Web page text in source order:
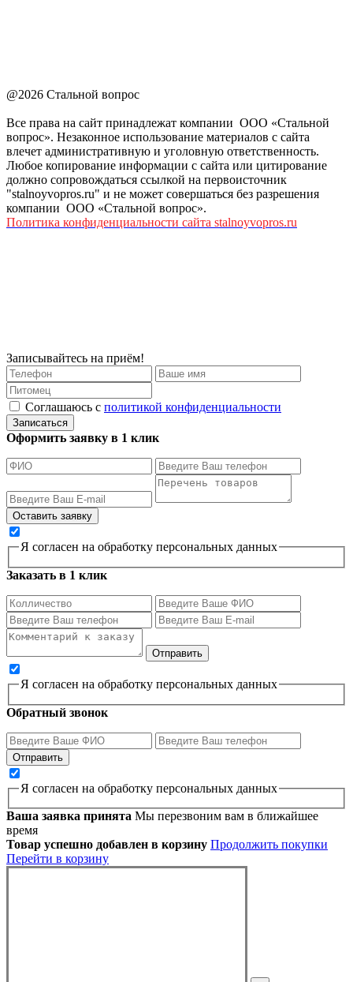
@2026 Стальной вопрос
Все права на сайт принадлежат компании ООО «Стальной
вопрос». Незаконное использование материалов с сайта
влечет административную и уголовную ответственность.
Любое копирование информации с сайта или цитирование
должно сопровождаться ссылкой на первоисточник
"stalnoyvopros.ru" и не может совершаться без разрешения
компании ООО «Стальной вопрос».
Политика конфиденциальности сайта stalnoyvopros.ru
Записывайтесь на приём!
Соглашаюсь с политикой конфиденциальности
Записаться
Оформить заявку в 1 клик
Я согласен на обработку персональных данных
Заказать в 1 клик
Я согласен на обработку персональных данных
Обратный звонок
Я согласен на обработку персональных данных
Ваша заявка принята Мы перезвоним вам в ближайшее
время
Товар успешно добавлен в корзину Продолжить покупки
Перейти в корзину